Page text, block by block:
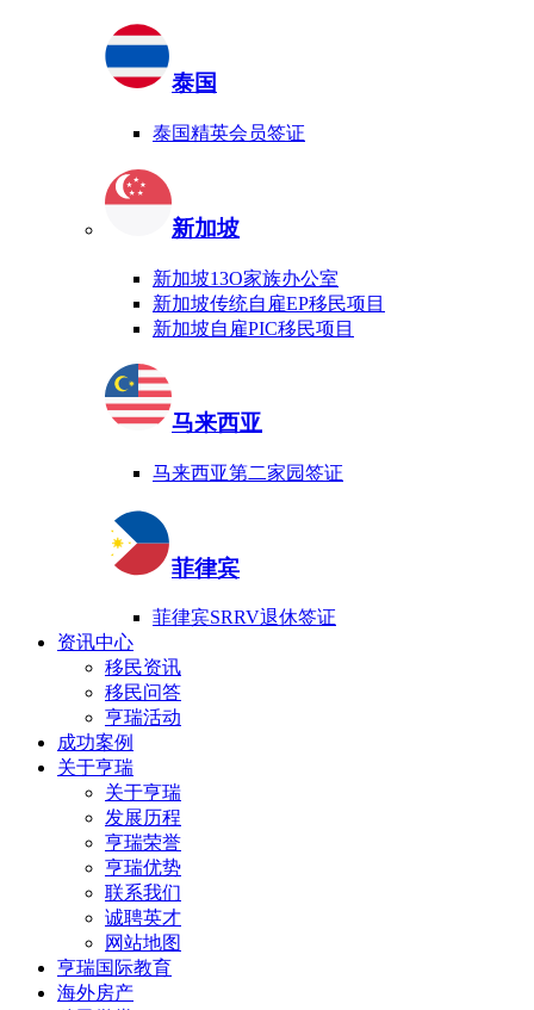
泰国
泰国精英会员签证
新加坡
新加坡13O家族办公室
新加坡传统自雇EP移民项目
新加坡自雇PIC移民项目
马来西亚
马来西亚第二家园签证
菲律宾
菲律宾SRRV退休签证
资讯中心
移民资讯
移民问答
亨瑞活动
成功案例
关于亨瑞
关于亨瑞
发展历程
亨瑞荣誉
亨瑞优势
联系我们
诚聘英才
网站地图
亨瑞国际教育
海外房产